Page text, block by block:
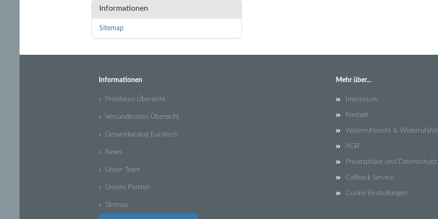
Informationen
Sitemap
Informationen
» Preislisten Übersicht
» Versandkosten Übersicht
» Gesamtkatalog Eurotech
» News
» Unser Team
» Unsere Partner
» Sitemap
Mehr über...
Impressum
Kontakt
Widerrufsrecht &
AGB
Privatsphäre und Datenschutz
Callback Service
Cookie Einstellungen